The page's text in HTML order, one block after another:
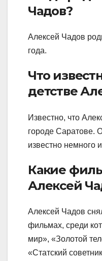
Чадов?
Алексей Чадов
года.
Что
детстве
Известно, что
городе Саратове.
известно немного
Какие
Алексей
Алексей Чадов
фильмах, среди
мир», «Золотой
«Статский